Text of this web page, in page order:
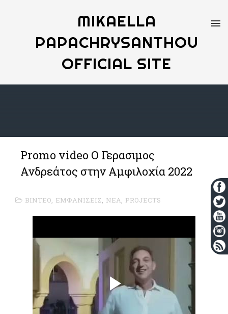
MIKAELLA
PAPACHRYSANTHOU
OFFICIAL SITE
Promo video Ο Γερασιμος
Ανδρεάτος στην Αμφιλοχία 2022
ΒΙΝΤΕΟ, ΕΜΦΑΝΙΣΕΙΣ, ΝΕΑ, PROJECTS